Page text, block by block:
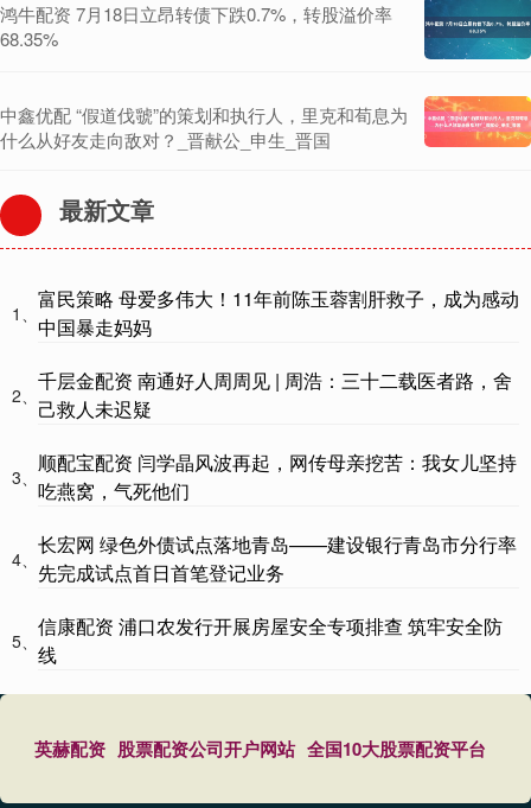
鸿牛配资 7月18日立昂转债下跌0.7%，转股溢价率
68.35%
中鑫优配 “假道伐虢”的策划和执行人，里克和荀息为
什么从好友走向敌对？_晋献公_申生_晋国
最新文章
1、
富民策略 母爱多伟大！11年前陈玉蓉割肝救子，成为感动
中国暴走妈妈
2、
千层金配资 南通好人周周见 | 周浩：三十二载医者路，舍
己救人未迟疑
3、
顺配宝配资 闫学晶风波再起，网传母亲挖苦：我女儿坚持
吃燕窝，气死他们
4、
长宏网 绿色外债试点落地青岛——建设银行青岛市分行率
先完成试点首日首笔登记业务
5、
信康配资 浦口农发行开展房屋安全专项排查 筑牢安全防
线
英赫配资 股票配资公司开户网站 全国10大股票配资平台